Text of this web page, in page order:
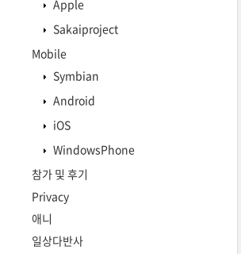
Apple
Sakaiproject
Mobile
Symbian
Android
iOS
WindowsPhone
참가 및 후기
Privacy
애니
일상다반사